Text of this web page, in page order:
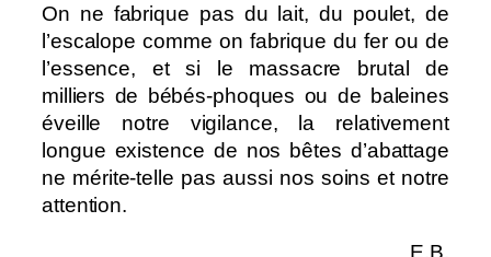
On ne fabrique pas du lait, du poulet, de
l’escalope comme on fabrique du fer ou de
l’essence, et si le massacre brutal de
milliers de bébés-phoques ou de baleines
éveille notre vigilance, la relativement
longue existence de nos bêtes d’abattage
ne mérite-telle pas aussi nos soins et notre
attention.
E.B.